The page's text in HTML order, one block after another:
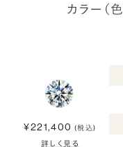
カラー（
¥221,400 (税込)
詳しく見る